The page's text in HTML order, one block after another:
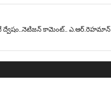
ద్వేషం..నెటిజ‌న్ కామెంట్‌.. ఎ.ఆర్‌.రెహ‌మాన్